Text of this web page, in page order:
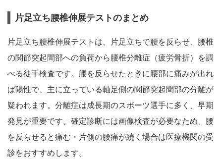
片足立ち腰椎伸展テストのまとめ
片足立ち腰椎伸展テストは、片足立ちで腰を反らせ、腰椎
の関節突起間部への負荷から腰椎分離症（疲労骨折）を調
べる徒手検査です。腰を反らせたときに腰部に痛みが出れ
ば陽性で、主に立っている軸足側の関節突起間部の分離が
疑われます。分離症は成長期のスポーツ選手に多く、早期
発見が重要です。確定診断には画像検査が必要なため、腰
を反らせると痛む・片側の腰痛が続く場合は医療機関の受
診をおすすめします。